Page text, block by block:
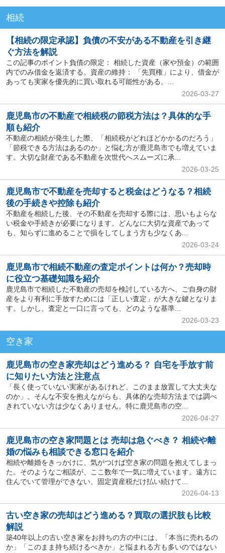
相続
【相続の限定承認】負債の不安がある不動産を引き継
ぐ方法を解説
この記事のポイント負債の限定： 相続した資産（家や預金）の範囲
内でのみ借金を返済する。資産の維持： 「先買権」により、借金が
あっても実家を優先的に買い取れる可能性がある。...
2026-03-27
鹿児島市の不動産で相続税の節税方法は？具体的な手
順も紹介
不動産の相続が発生した際、「相続税がどれほどかかるのだろう」
「節税できる方法はあるのか」と悩む方が鹿児島市でも増えていま
す。大切な財産である不動産を次世代へスムーズに承...
2026-03-25
鹿児島市で不動産を売却すると税金はどうなる？相続
後の手続きや控除も紹介
不動産を相続した後、その不動産を売却する際には、思いもよらな
い税金や手続きが必要になります。どんなに大切な資産であって
も、知らずに進めることで損をしてしまう方も少なくあ...
2026-03-24
鹿児島市で相続不動産の査定ポイントは何か？売却時
に役立つ基礎知識を紹介
鹿児島市で相続した不動産の売却を検討している方へ、ご自身の財
産をより有利に手放すためには「正しい査定」が大きな鍵となりま
す。しかし、査定と一口に言っても、どのような基準...
2026-03-23
空き家
鹿児島市の空き家売却はどう進める？ 自宅を手放す前
に知りたい方法と注意点
「長く使っていない実家があるけれど、このまま放置して大丈夫な
のか」。そんな不安を抱えながらも、具体的な売却方法までは調べ
きれていない方は少なくありません。特に鹿児島市の空...
2026-04-27
鹿児島市の空き家問題とは 売却は急ぐべき？ 相続や離
婚の悩みも相談できる窓口を紹介
相続や離婚をきっかけに、気がつけば空き家の問題を抱えてしまっ
た。そのようなご相談が、ここ数年で一気に増えています。遠方に
住んでいて管理ができない、固定資産税だけ払い続けて...
2026-04-13
古い空き家の売却はどう進める？買取の選択肢も比較
解説
築40年以上の古い空き家をお持ちの方の中には、「本当に売れるの
か」「このまま持ち続けるべきか」と悩まれる方も多いのではない